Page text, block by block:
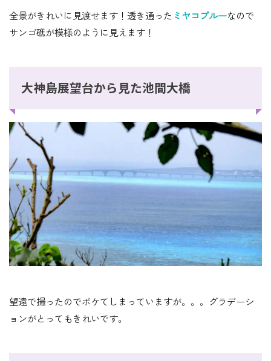
全景がきれいに見渡せます！透き通った ミヤコブルーなので
サンゴ礁が模様のように見えます！
大神島展望台から見た池間大橋
望遠で撮ったのでボケてしまっていますが。。。グラデーシ
ョンがとってもきれいです。